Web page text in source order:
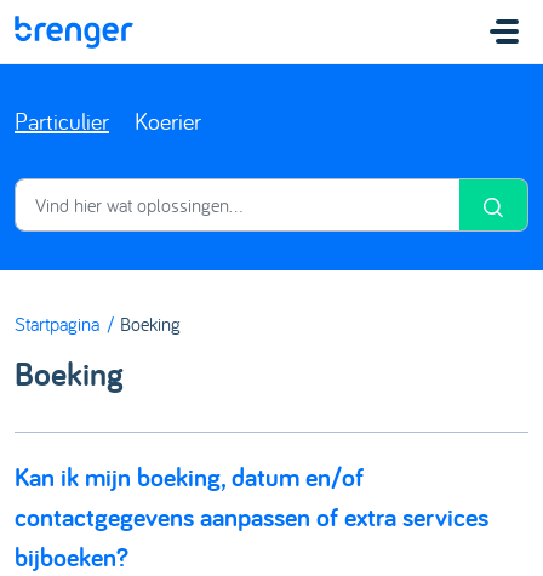
Particulier Koerier
Startpagina Boeking
Boeking
Kan ik mijn boeking, datum en/of
contactgegevens aanpassen of extra services
bijboeken?